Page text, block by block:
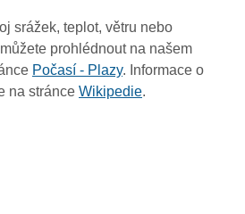
srážek, teplot, větru nebo
prohlédnout na našem
Počasí - Plazy. Informace o
na stránce Wikipedie.